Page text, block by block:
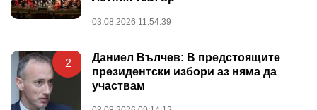
03.08.2026 11:54:39
2
Даниел Вълчев: В предстоящите
президентски избори аз няма да
участвам